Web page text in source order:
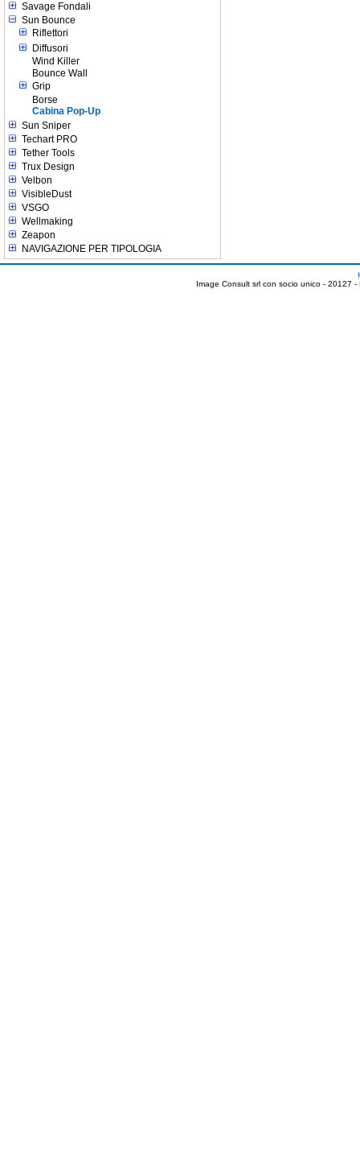
Savage Fondali
Sun Bounce
Riflettori
Diffusori
Wind Killer
Bounce Wall
Grip
Borse
Cabina Pop-Up
Sun Sniper
Techart PRO
Tether Tools
Trux Design
Velbon
VisibleDust
VSGO
Wellmaking
Zeapon
NAVIGAZIONE PER TIPOLOGIA
Image Consult srl con socio unico - 20127